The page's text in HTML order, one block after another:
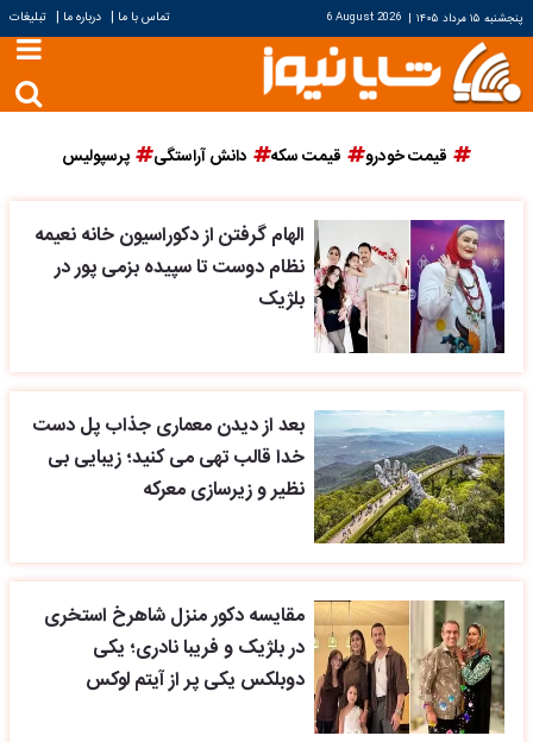
پنجشنبه ۱۵ مرداد ۱۴۰۵ |
6 August 2026 تماس با ما | درباره ما | تبلیغات
قیمت خودرو قیمت سکه دانش آراستگی پرسپولیس
الهام گرفتن از دکوراسیون خانه نعیمه
نظام دوست تا سپیده بزمی پور در
بلژیک
بعد از دیدن معماری جذاب پل دست
خدا قالب تهی می کنید؛ زیبایی بی
نظیر و زیرسازی معرکه
مقایسه دکور منزل شاهرخ استخری
در بلژیک و فریبا نادری؛ یکی
دوبلکس یکی پر از آیتم لوکس